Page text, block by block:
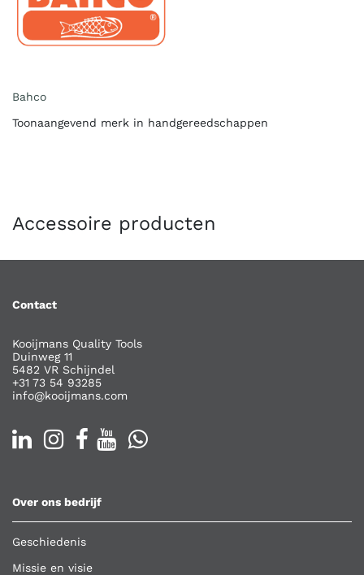
Bahco
Toonaangevend merk in handgereedschappen
Accessoire producten
Contact
Kooijmans Quality Tools
Duinweg 11
5482 VR Schijndel
+31 73 54 93285
info@kooijmans.com
Over ons bedrijf
Geschiedenis
Missie en visie